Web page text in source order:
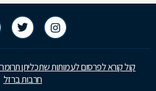
קול קורא לפרסום לעמותות שתכליתן
חרבות ברזל